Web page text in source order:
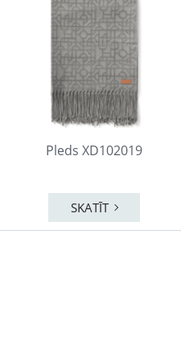
Pleds XD102019
SKATĪT